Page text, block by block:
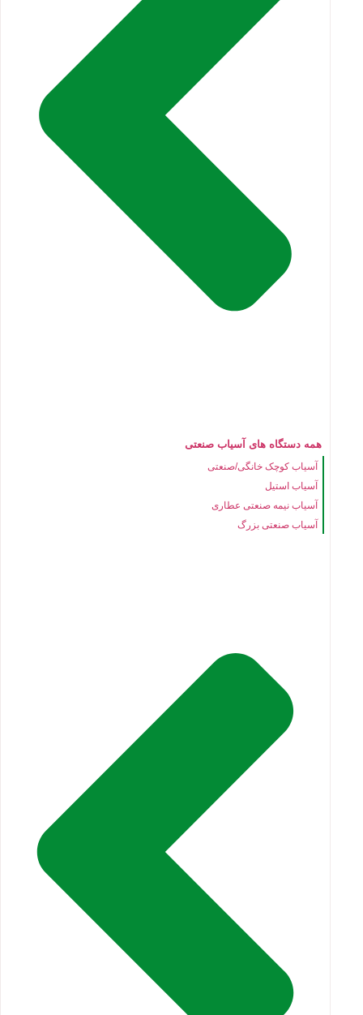
همه دستگاه های آسیاب صنعتی
آسیاب کوچک خانگی/صنعتی
آسیاب استیل
آسیاب نیمه صنعتی عطاری
آسیاب صنعتی بزرگ